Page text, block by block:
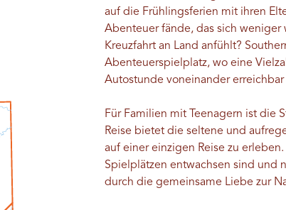
auf die Frühlingsferien mit ihren
Abenteuer fände, das sich
Kreuzfahrt an Land anfühlt?
Abenteuerspielplatz, wo eine
Autostunde voneinander erreichbar
Für Familien mit Teenagern ist die
Reise bietet die seltene und
auf einer einzigen Reise zu
Spielplätzen entwachsen sind und
durch die gemeinsame Liebe zur